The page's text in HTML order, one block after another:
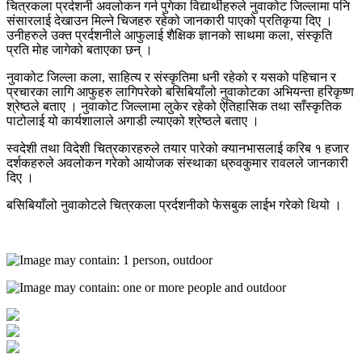
चित्रकला प्रर्दशनी अवलोकन गर्न पुगेका विद्यार्थीहरुले नुवाकोट जिल्लामा पनि
संसारलाई देखाउन मिल्ने चिजहरु रहेको जानकारी पाएको प्रतिकृया दिए ।
उनीहरुले उक्त प्रर्दशनीले आफुलाई शैक्षिक ज्ञानको साथमा कला, संस्कृति
प्रति मोह जागेको बताएका छन् ।
नुवाकोट जिल्ला कला, साहित्य र संस्कृतिमा धनी रहेको र यसको पहिचान र
प्रचारका लागि आफुहरु लागिपरेको बसिबियाँलो नुवाकोटका अभियन्ता हरिकृष्ण
श्रेष्ठले बताए । नुवाकोट जिल्लामा लुकेर रहेको ऐतिहासिक तथा साँस्कृतिक
पाटोलाई यो कार्यशालाले अगाडी ल्याएको श्रेष्ठले बताए ।
स्वदेशी तथा विदेशी चित्रकारहरुले तयार पारेको क्यानभासलाई करिब १ हजार
दर्शकहरुले अवलोकन गरेको आयोजक संस्थाका ध्रुवकुमार रावलले जानकारी
दिए ।
बसिबियाँलो नुवाकोटले चित्रकला प्रर्दशनीको फेसबुक लाईभ गरेको थियो ।